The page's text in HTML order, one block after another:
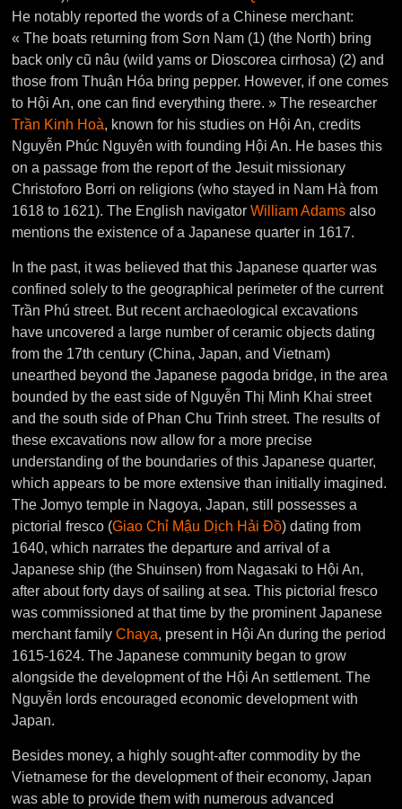
He notably reported the words of a Chinese merchant:
« The boats returning from Sơn Nam (1) (the North) bring
back only cũ nâu (wild yams or Dioscorea cirrhosa) (2) and
those from Thuận Hóa bring pepper. However, if one comes
to Hội An, one can find everything there. » The researcher
Trần Kinh Hoà, known for his studies on Hội An, credits
Nguyễn Phúc Nguyên with founding Hội An. He bases this
on a passage from the report of the Jesuit missionary
Christoforo Borri on religions (who stayed in Nam Hà from
1618 to 1621). The English navigator William Adams also
mentions the existence of a Japanese quarter in 1617.
In the past, it was believed that this Japanese quarter was
confined solely to the geographical perimeter of the current
Trần Phú street. But recent archaeological excavations
have uncovered a large number of ceramic objects dating
from the 17th century (China, Japan, and Vietnam)
unearthed beyond the Japanese pagoda bridge, in the area
bounded by the east side of Nguyễn Thị Minh Khai street
and the south side of Phan Chu Trinh street. The results of
these excavations now allow for a more precise
understanding of the boundaries of this Japanese quarter,
which appears to be more extensive than initially imagined.
The Jomyo temple in Nagoya, Japan, still possesses a
pictorial fresco (Giao Chỉ Mậu Dịch Hải Đồ) dating from
1640, which narrates the departure and arrival of a
Japanese ship (the Shuinsen) from Nagasaki to Hội An,
after about forty days of sailing at sea. This pictorial fresco
was commissioned at that time by the prominent Japanese
merchant familyChaya, present in Hội An during the period
1615-1624. The Japanese community began to grow
alongside the development of the Hội An settlement. The
Nguyễn lords encouraged economic development with
Japan.
Besides money, a highly sought-after commodity by the
Vietnamese for the development of their economy, Japan
was able to provide them with numerous advanced